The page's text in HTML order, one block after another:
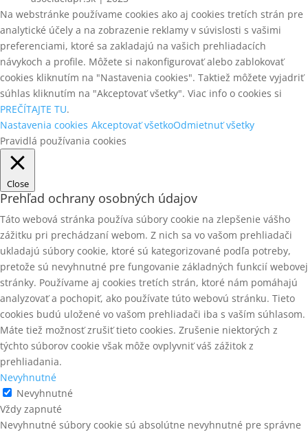
Na webstránke používame cookies ako aj cookies tretích strán pre
analytické účely a na zobrazenie reklamy v súvislosti s vašimi
preferenciami, ktoré sa zakladajú na vašich prehliadacích
návykoch a profile. Môžete si nakonfigurovať alebo zablokovať
cookies kliknutím na "Nastavenia cookies". Taktiež môžete vyjadriť
súhlas kliknutím na "Akceptovať všetky". Viac info o cookies si
PREČÍTAJTE TU.
Nastavenia cookies Akceptovať všetkoOdmietnuť všetky
Pravidlá používania cookies
Close
Prehľad ochrany osobných údajov
Táto webová stránka používa súbory cookie na zlepšenie vášho
zážitku pri prechádzaní webom. Z nich sa vo vašom prehliadači
ukladajú súbory cookie, ktoré sú kategorizované podľa potreby,
pretože sú nevyhnutné pre fungovanie základných funkcií webovej
stránky. Používame aj cookies tretích strán, ktoré nám pomáhajú
analyzovať a pochopiť, ako používate túto webovú stránku. Tieto
cookies budú uložené vo vašom prehliadači iba s vaším súhlasom.
Máte tiež možnosť zrušiť tieto cookies. Zrušenie niektorých z
týchto súborov cookie však môže ovplyvniť váš zážitok z
prehliadania.
Nevyhnutné
Nevyhnutné
Vždy zapnuté
Nevyhnutné súbory cookie sú absolútne nevyhnutné pre správne